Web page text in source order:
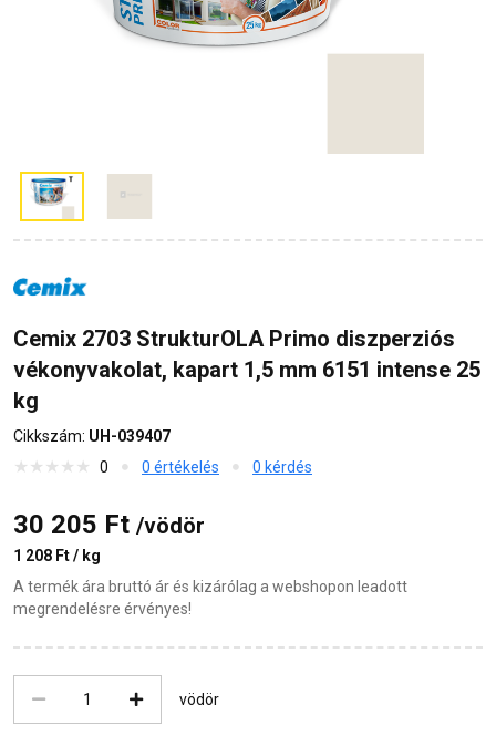
Cemix 2703 StrukturOLA Primo diszperziós
vékonyvakolat, kapart 1,5 mm 6151 intense 25
kg
Cikkszám: UH-039407
0
0 értékelés 0 kérdés
30 205 Ft /vödör
1 208 Ft / kg
A termék ára bruttó ár és kizárólag a webshopon leadott
megrendelésre érvényes!
vödör